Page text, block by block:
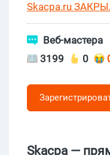
Skacpa.ru
Веб-мастера
3199
0
Skacpa —